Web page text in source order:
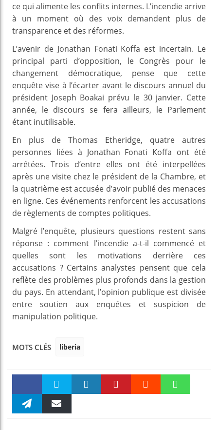
ce qui alimente les conflits internes. L’incendie arrive
à un moment où des voix demandent plus de
transparence et des réformes.
L’avenir de Jonathan Fonati Koffa est incertain. Le
principal parti d’opposition, le Congrès pour le
changement démocratique, pense que cette
enquête vise à l’écarter avant le discours annuel du
président Joseph Boakai prévu le 30 janvier. Cette
année, le discours se fera ailleurs, le Parlement
étant inutilisable.
En plus de Thomas Etheridge, quatre autres
personnes liées à Jonathan Fonati Koffa ont été
arrêtées. Trois d’entre elles ont été interpellées
après une visite chez le président de la Chambre, et
la quatrième est accusée d’avoir publié des menaces
en ligne. Ces événements renforcent les accusations
de règlements de comptes politiques.
Malgré l’enquête, plusieurs questions restent sans
réponse : comment l’incendie a-t-il commencé et
quelles sont les motivations derrière ces
accusations ? Certains analystes pensent que cela
reflète des problèmes plus profonds dans la gestion
du pays. En attendant, l’opinion publique est divisée
entre soutien aux enquêtes et suspicion de
manipulation politique.
MOTS CLÉS liberia
Faceboo Twitter